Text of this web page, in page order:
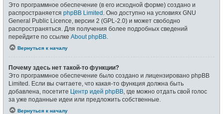
Это программное обеспечение (в его исходной форме) создано и
распространяется phpBB Limited . Оно доступно на условиях GNU
General Public Licence, версии 2 (GPL-2.0) и может свободно
распространяться. Для получения более подробных сведений
перейдите по ссылке About phpBB
Вернуться к началу
Почему здесь нет такой-то функции?
Это программное обеспечение было создано и лицензировано phpBB
Limited. Если вы считаете, что какая-то функция должна быть
добавлена, посетите Центр идей phpBB , где можно отдать свой голос
за уже поданные идеи или предложить собственные.
Вернуться к началу